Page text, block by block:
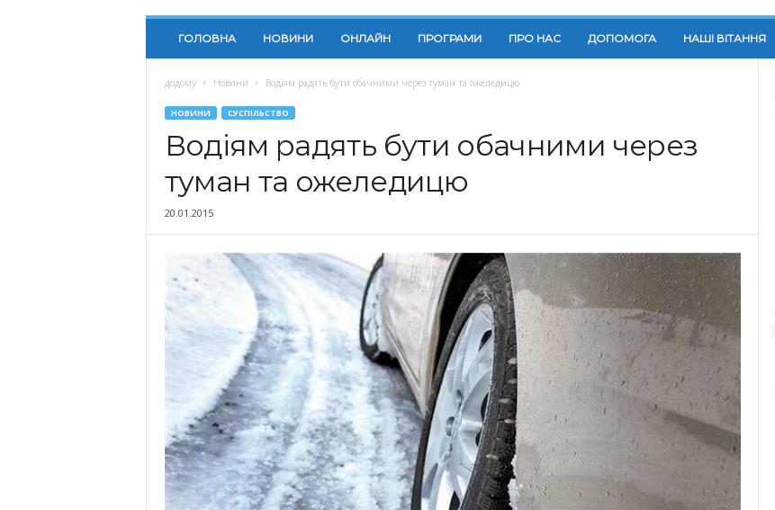
ГОЛОВНА НОВИНИ ОНЛАЙН ПРОГРАМИ ПРО НАС ДОПОМОГА НАШІ ВІТАННЯ
додому Новини Водіям радять бути обачними через туман та ожеледицю
НОВИНИ СУСПІЛЬСТВО
Водіям радять бути обачними через
туман та ожеледицю
20.01.2015